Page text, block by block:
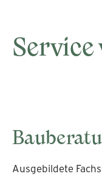
Ausgebildete